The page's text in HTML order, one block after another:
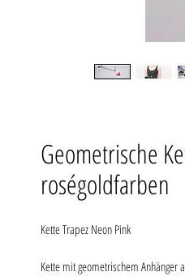
Geometrische
roségoldfarben
Kette Trapez Neon Pink
Kette mit geometrischem